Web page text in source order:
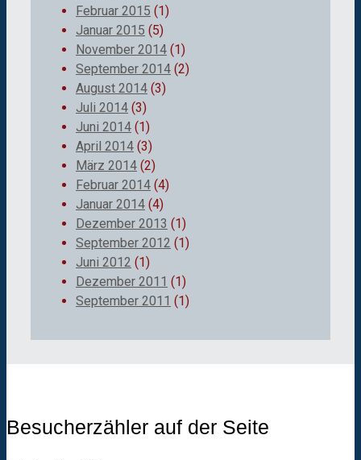
Februar 2015 (1)
Januar 2015 (5)
November 2014 (1)
September 2014 (2)
August 2014 (3)
Juli 2014 (3)
Juni 2014 (1)
April 2014 (3)
März 2014 (2)
Februar 2014 (4)
Januar 2014 (4)
Dezember 2013 (1)
September 2012 (1)
Juni 2012 (1)
Dezember 2011 (1)
September 2011 (1)
Besucherzähler auf der Seite